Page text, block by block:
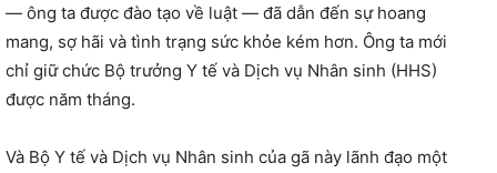
— ông ta được đào tạo về luật — đã dẫn đến sự hoang
mang, sợ hãi và tình trạng sức khỏe kém hơn. Ông ta mới
chỉ giữ chức Bộ trưởng Y tế và Dịch vụ Nhân sinh (HHS)
được năm tháng.
Và Bộ Y tế và Dịch vụ Nhân sinh của gã này lãnh đạo một